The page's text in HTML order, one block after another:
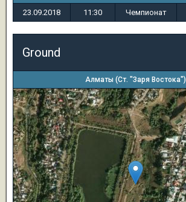
23.09.2018 11:30 Чемпионат
Ground
Алматы (Ст. "Заря Востока")